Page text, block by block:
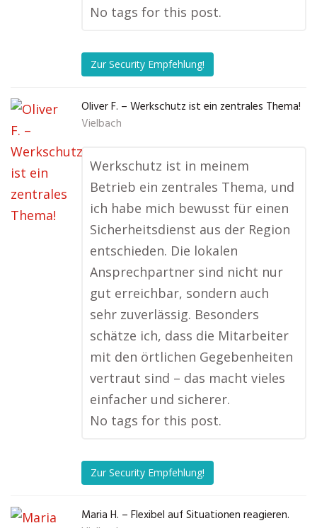
No tags for this post.
Zur Security Empfehlung!
Oliver F. – Werkschutz ist ein zentrales Thema!
Vielbach
Werkschutz ist in meinem
Betrieb ein zentrales Thema, und
ich habe mich bewusst für einen
Sicherheitsdienst aus der Region
entschieden. Die lokalen
Ansprechpartner sind nicht nur
gut erreichbar, sondern auch
sehr zuverlässig. Besonders
schätze ich, dass die Mitarbeiter
mit den örtlichen Gegebenheiten
vertraut sind – das macht vieles
einfacher und sicherer.
No tags for this post.
Zur Security Empfehlung!
Maria H. – Flexibel auf Situationen reagieren.